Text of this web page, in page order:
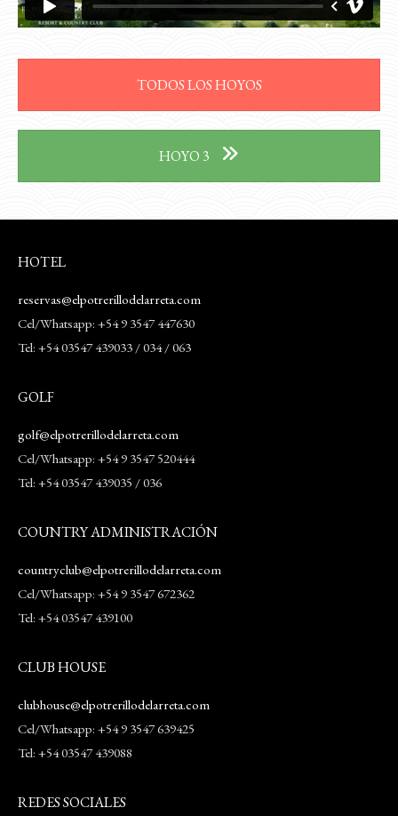
TODOS LOS HOYOS
HOYO 3
HOTEL
reservas@elpotrerillodelarreta.com
Cel/Whatsapp: +54 9 3547 447630
Tel: +54 03547 439033 / 034 / 063
GOLF
golf@elpotrerillodelarreta.com
Cel/Whatsapp: +54 9 3547 520444
Tel: +54 03547 439035 / 036
COUNTRY ADMINISTRACIÓN
countryclub@elpotrerillodelarreta.com
Cel/Whatsapp: +54 9 3547 672362
Tel: +54 03547 439100
CLUB HOUSE
clubhouse@elpotrerillodelarreta.com
Cel/Whatsapp: +54 9 3547 639425
Tel: +54 03547 439088
REDES SOCIALES